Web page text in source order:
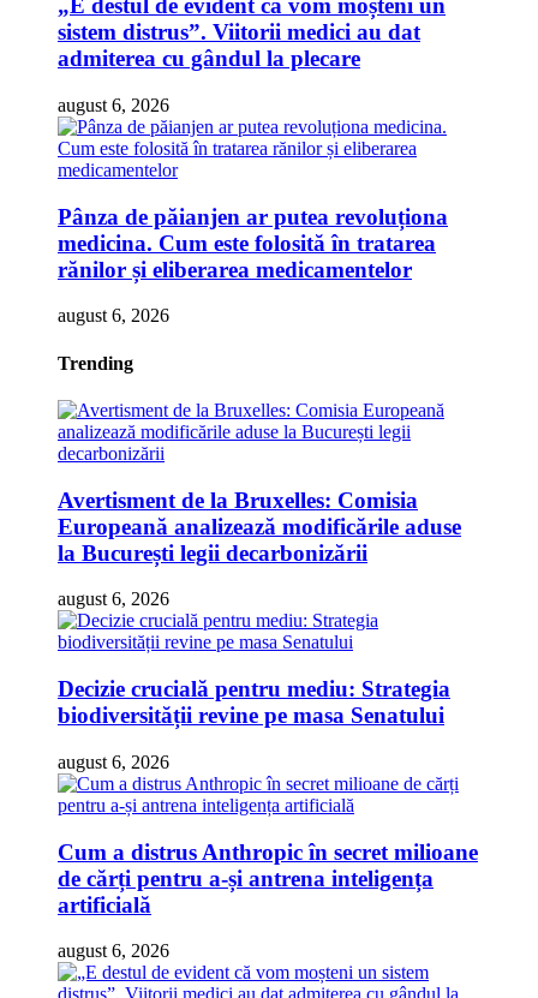
„E destul de evident că vom moșteni un
sistem distrus”. Viitorii medici au dat
admiterea cu gândul la plecare
august 6, 2026
Pânza de păianjen ar putea revoluționa
medicina. Cum este folosită în tratarea
rănilor și eliberarea medicamentelor
august 6, 2026
Trending
Avertisment de la Bruxelles: Comisia
Europeană analizează modificările aduse
la București legii decarbonizării
august 6, 2026
Decizie crucială pentru mediu: Strategia
biodiversității revine pe masa Senatului
august 6, 2026
Cum a distrus Anthropic în secret milioane
de cărți pentru a-și antrena inteligența
artificială
august 6, 2026